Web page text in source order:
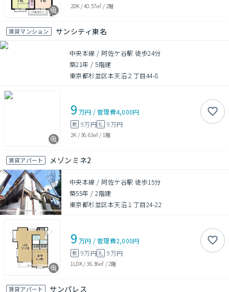
2DK /40.57㎡ / 2階
賃貸マンション サンシティ東名
中央本線 / 阿佐ケ谷駅 徒歩24分
築21年 /5階建
東京都杉並区本天沼２丁目44-8
9 万円 /管理費4,000円
敷 9万円礼 9万円
2K /36.63㎡ / 1階
賃貸アパート メゾンミネ2
中央本線 / 阿佐ケ谷駅 徒歩15分
築55年 /2階建
東京都杉並区本天沼１丁目24-22
9 万円 /管理費2,000円
敷 9万円礼 9万円
1LDK/36.36㎡ / 2階
賃貸アパート サンパレス